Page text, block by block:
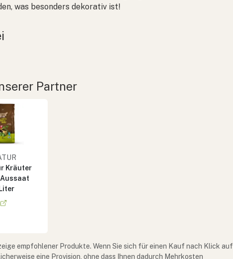
was besonders dekorativ ist!
Partner
Kräuter
empfohlener Produkte. Wenn Sie sich für einen Kauf nach Klick auf
eine Provision, ohne dass Ihnen dadurch Mehrkosten